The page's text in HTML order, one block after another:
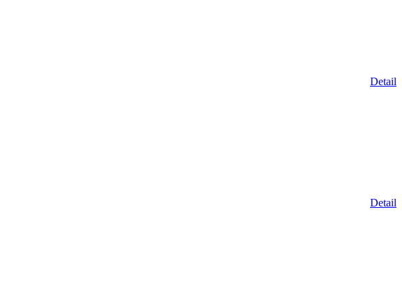
Detail
Detail